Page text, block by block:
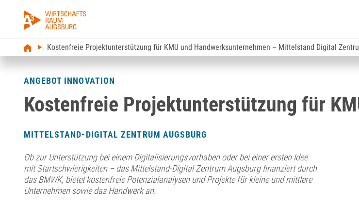
Kostenfreie Projektunterstützung für KMU und Handwerksunternehmen – Mittelstand Digital
ANGEBOT INNOVATION
Kostenfreie Projektunterstützung für
MITTELSTAND-DIGITAL ZENTRUM AUGSBURG
Ob zur Unterstützung bei einem Digitalisierungsvorhaben oder bei einer ersten Idee
mit Startschwierigkeiten – das Mittelstand-Digital Zentrum Augsburg finanziert durch
das BMWK, bietet kostenfreie Potenzialanalysen und Projekte für kleine und mittlere
Unternehmen sowie das Handwerk an.